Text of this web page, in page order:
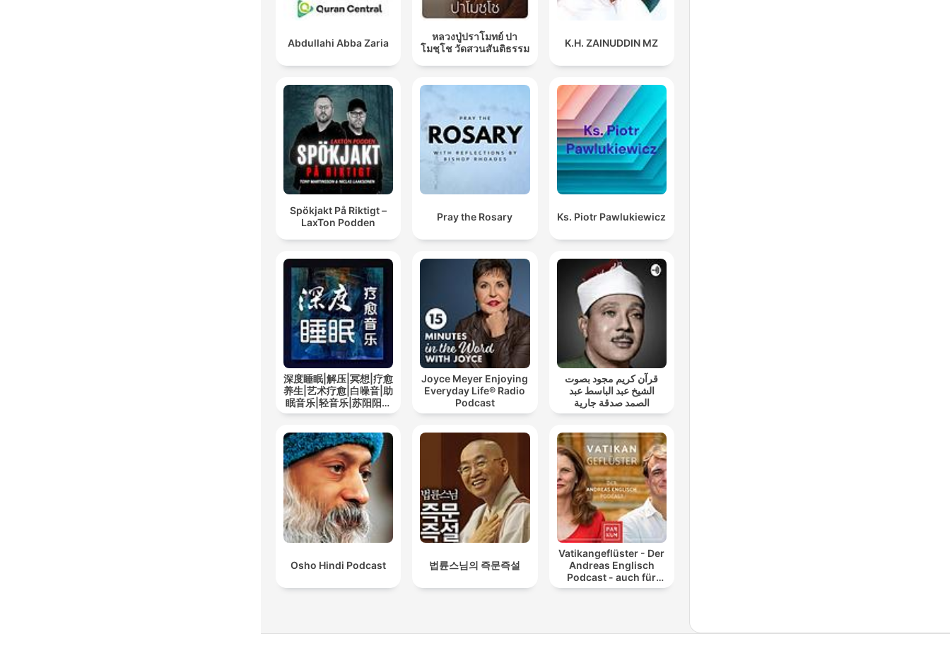
Abdullahi Abba Zaria
หลวงปู่ปราโมทย์ ปา
โมชฺโช วัดสวนสันติธรรม
K.H. ZAINUDDIN MZ
Spökjakt På Riktigt –
LaxTon Podden
Pray the Rosary Ks. Piotr Pawlukiewicz
深度睡眠|解压|冥想|疗愈
养生|艺术疗愈|白噪音|助
眠音乐|轻音乐|苏阳阳频
道
Joyce Meyer Enjoying
Everyday Life® Radio
Podcast
قرآن كريم مجود بصوت
الشيخ عبد الباسط عبد
الصمد صدقة جارية
Osho Hindi Podcast 법륜스님의 즉문즉설
Vatikangeflüster - Der
Andreas Englisch
Podcast - auch für
Atheisten